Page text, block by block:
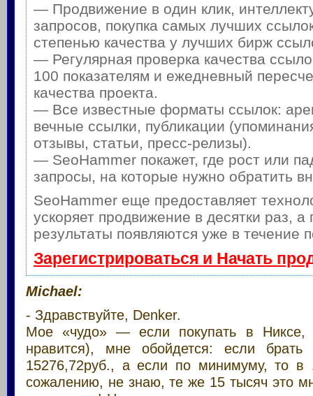
— Продвижение в один клик,
запросов, покупка самых лучших
степенью качества у лучших бирж
— Регулярная проверка качества
100 показателям и ежедневный
качества проекта.
— Все известные форматы ссылок:
вечные ссылки, публикации
отзывы, статьи, пресс-релизы).
— SeoHammer покажет, где рост или
запросы, на которые нужно обратить
SeoHammer еще предоставляет
ускоряет продвижение в десятки раз, а
результаты появляются уже в течение
Зарегистрироваться и Начать
Michael:
- Здравствуйте, Denker.
Мое «чудо» — если покупать в
нравится), мне обойдется: если
15276,72руб., а если по минимуму, то в
сожалению, не знаю, те же 15 тысяч это